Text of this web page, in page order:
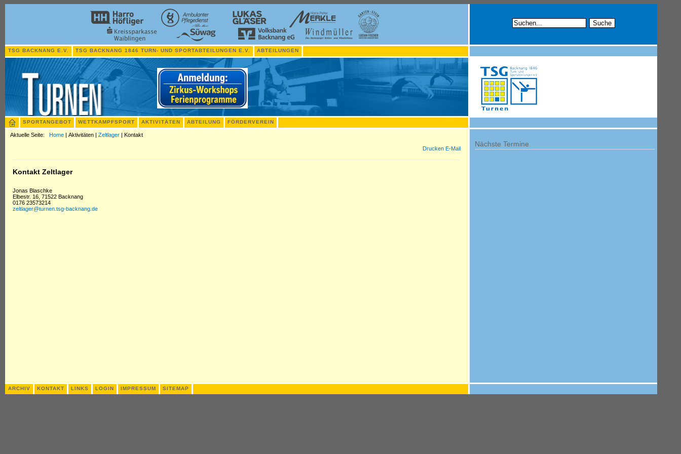
TSG BACKNANG E.V. TSG BACKNANG 1846 TURN- UND SPORTABTEILUNGEN E.V. ABTEILUNGEN
SPORTANGEBOT WETTKAMPFSPORT AKTIVITÄTEN ABTEILUNG FÖRDERVEREIN
Aktuelle Seite: Home | Aktivitäten | Zeltlager | Kontakt
Drucken E-Mail
Kontakt Zeltlager
Jonas Blaschke
Elbestr. 16, 71522 Backnang
0176 23573214
zeltlager@turnen.tsg-backnang.de
Nächste Termine
ARCHIV KONTAKT LINKS LOGIN IMPRESSUM SITEMAP